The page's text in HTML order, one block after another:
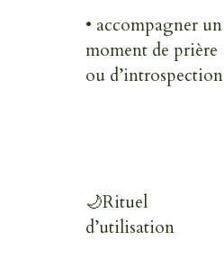
• accompagner un
moment de prière
ou d’introspection
🌙Rituel
d’utilisation